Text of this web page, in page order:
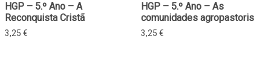
HGP – 5.º Ano – A
Reconquista Cristã
3,25 €
HGP – 5.º Ano – As
comunidades agropastoris
3,25 €